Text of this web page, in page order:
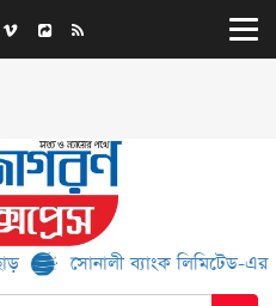
সোনালী ব্যাংক লিমিটেড-এর ‘কৃষক